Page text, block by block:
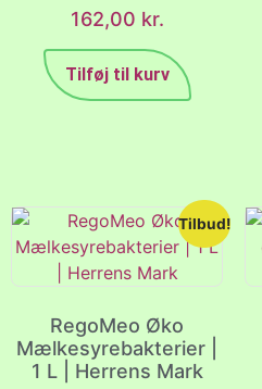
162,00 kr.
Tilføj til kurv
Tilbud!
RegoMeo Øko
Mælkesyrebakterier |
1 L | Herrens Mark